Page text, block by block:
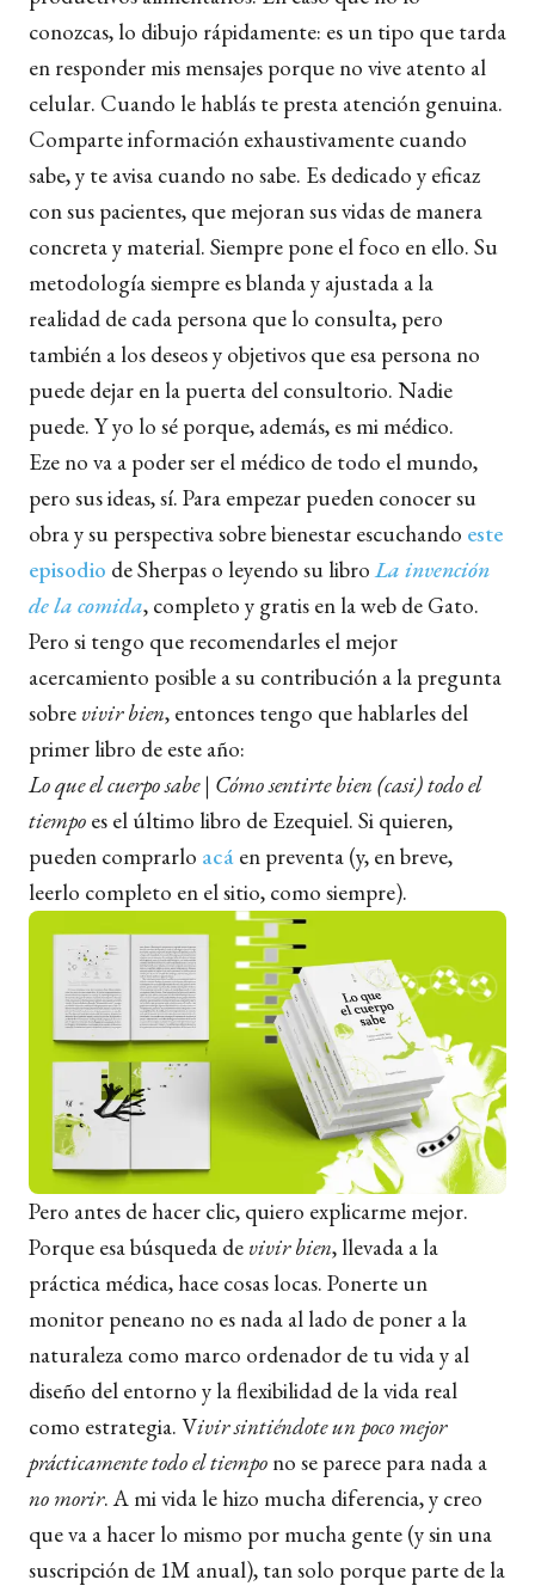
conozcas, lo dibujo rápidamente: es un tipo que tarda
en responder mis mensajes porque no vive atento al
celular. Cuando le hablás te presta atención genuina.
Comparte información exhaustivamente cuando
sabe, y te avisa cuando no sabe. Es dedicado y eficaz
con sus pacientes, que mejoran sus vidas de manera
concreta y material. Siempre pone el foco en ello. Su
metodología siempre es blanda y ajustada a la
realidad de cada persona que lo consulta, pero
también a los deseos y objetivos que esa persona no
puede dejar en la puerta del consultorio. Nadie
puede. Y yo lo sé porque, además, es mi médico.
Eze no va a poder ser el médico de todo el mundo,
pero sus ideas, sí. Para empezar pueden conocer su
obra y su perspectiva sobre bienestar escuchando este
episodio de Sherpas o leyendo su libroLa invención
de la comida, completo y gratis en la web de Gato.
Pero si tengo que recomendarles el mejor
acercamiento posible a su contribución a la pregunta
sobre vivir bien, entonces tengo que hablarles del
primer libro de este año:
Lo que el cuerpo sabe | Cómo sentirte bien (casi) todo el
tiempo es el último libro de Ezequiel. Si quieren,
pueden comprarlo acá en preventa (y, en breve,
leerlo completo en el sitio, como siempre).
Pero antes de hacer clic, quiero explicarme mejor.
Porque esa búsqueda de vivir bien, llevada a la
práctica médica, hace cosas locas. Ponerte un
monitor peneano no es nada al lado de poner a la
naturaleza como marco ordenador de tu vida y al
diseño del entorno y la flexibilidad de la vida real
como estrategia. Vivir sintiéndote un poco mejor
prácticamente todo el tiempo no se parece para nada a
no morir. A mi vida le hizo mucha diferencia, y creo
que va a hacer lo mismo por mucha gente (y sin una
suscripción de 1M anual), tan solo porque parte de la